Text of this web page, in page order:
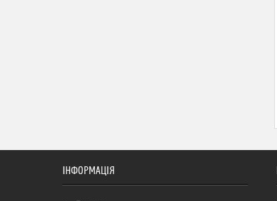
ІНФОРМАЦІЯ